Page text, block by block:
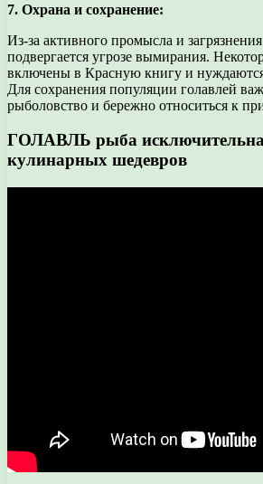
7. Охрана и сохранение:
Из-за активного промысла и
подвергается угрозе вымирания.
включены в Красную книгу и
Для сохранения популяции голавлей
рыболовство и бережно относиться к
ГОЛАВЛЬ рыба
кулинарных шедевров